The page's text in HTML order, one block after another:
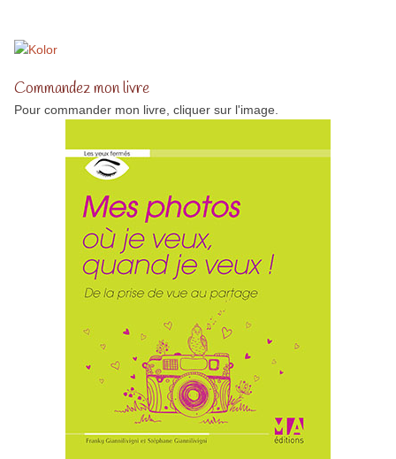
Commandez mon livre
Pour commander mon livre, cliquer sur l'image.